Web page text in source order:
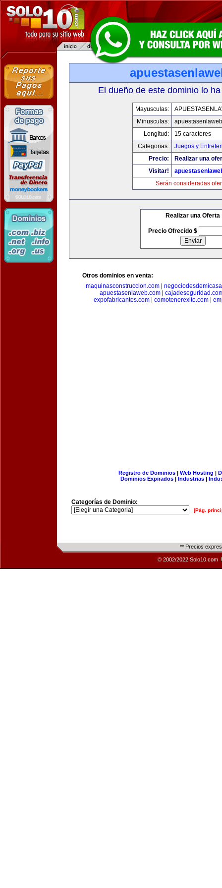
El dueño de este dominio lo
Mayusculas:
Minusculas:
Longitud:
15 caracteres
Categorias:
Juegos y
Precio:
Realizar una
Visitar!
Serán consideradas
Realizar una Oferta
Precio Ofrecido $
Otros dominios en venta:
maquinasconstruccion.com
apuestasenlaweb.com
expofabricantes.com| comotenerexito.com|
Registro de Dominios| Web Hosting |
Dominios Expirados | Industrias |
Categorías de Dominio:
[Pág.
** Precios
© 2002/2022 Solo10.com